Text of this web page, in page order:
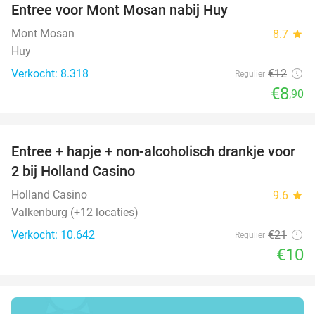
Entree voor Mont Mosan nabij Huy
Mont Mosan 8.7 star
Huy
Verkocht: 8.318
Regulier €12
€8,90
52%
Entree + hapje + non-alcoholisch drankje voor
2 bij Holland Casino
Holland Casino 9.6 star
Valkenburg (+12 locaties)
Verkocht: 10.642
Regulier €21
€10